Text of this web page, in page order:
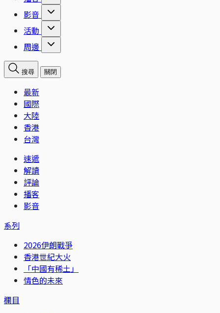
影音
活動
周邊
搜尋 關閉
最新
國際
大陸
香港
台灣
速遞
解讀
評論
播客
影音
系列
2026伊朗戰爭
香港世紀大火
「中國有稀土」
情色的未來
欄目